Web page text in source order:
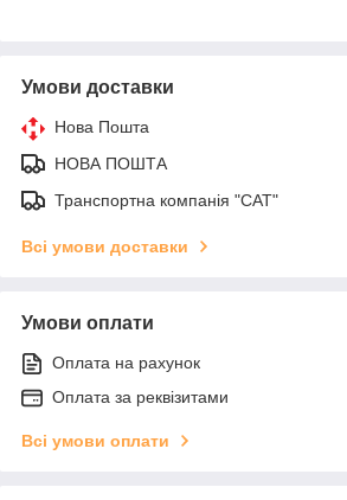
Умови доставки
Нова Пошта
НОВА ПОШТА
Транспортна компанія "САТ"
Всі умови доставки
Умови оплати
Оплата на рахунок
Оплата за реквізитами
Всі умови оплати